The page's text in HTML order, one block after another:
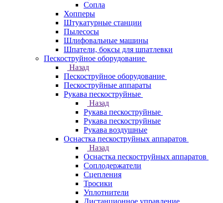
Сопла
Хопперы
Штукатурные станции
Пылесосы
Шлифовальные машины
Шпатели, боксы для шпатлевки
Пескоструйное оборудование
Назад
Пескоструйное оборудование
Пескоструйные аппараты
Рукава пескоструйные
Назад
Рукава пескоструйные
Рукава пескоструйные
Рукава воздушные
Оснастка пескоструйных аппаратов
Назад
Оснастка пескоструйных аппаратов
Соплодержатели
Сцепления
Тросики
Уплотнители
Дистанционное управление